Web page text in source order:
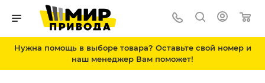
Нужна помощь в выборе товара? Оставьте свой номер и
наш менеджер Вам поможет!